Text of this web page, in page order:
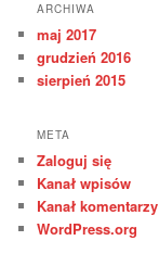
ARCHIWA
maj 2017
grudzień 2016
sierpień 2015
META
Zaloguj się
Kanał wpisów
Kanał komentarzy
WordPress.org